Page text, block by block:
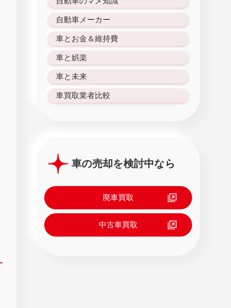
自動車メーカー
車とお金＆維持費
車と娯楽
車と未来
車買取業者比較
車の売却を検討中なら
廃車買取
中古車買取